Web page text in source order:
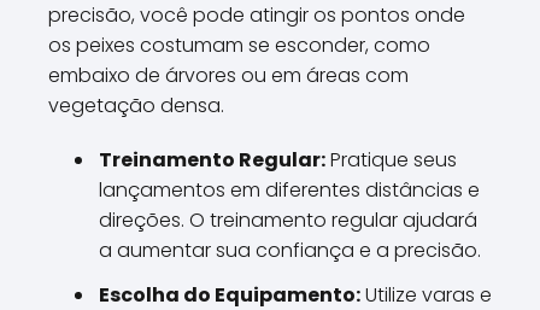
precisão, você pode atingir os pontos onde
os peixes costumam se esconder, como
embaixo de árvores ou em áreas com
vegetação densa.
Treinamento Regular:Pratique seus
lançamentos em diferentes distâncias e
direções. O treinamento regular ajudará
a aumentar sua confiança e a precisão.
Escolha do Equipamento:Utilize varas e